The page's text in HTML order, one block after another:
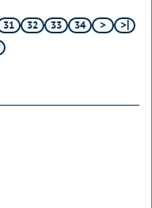
31 32 33
34